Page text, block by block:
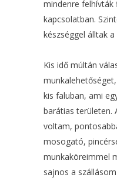
mindenre
kapcsolatban.
készséggel álltak
Kis idő múltán
kis faluban, ami
barátias területen.
voltam,
mosogató,
munkaköreimmel
sajnos a